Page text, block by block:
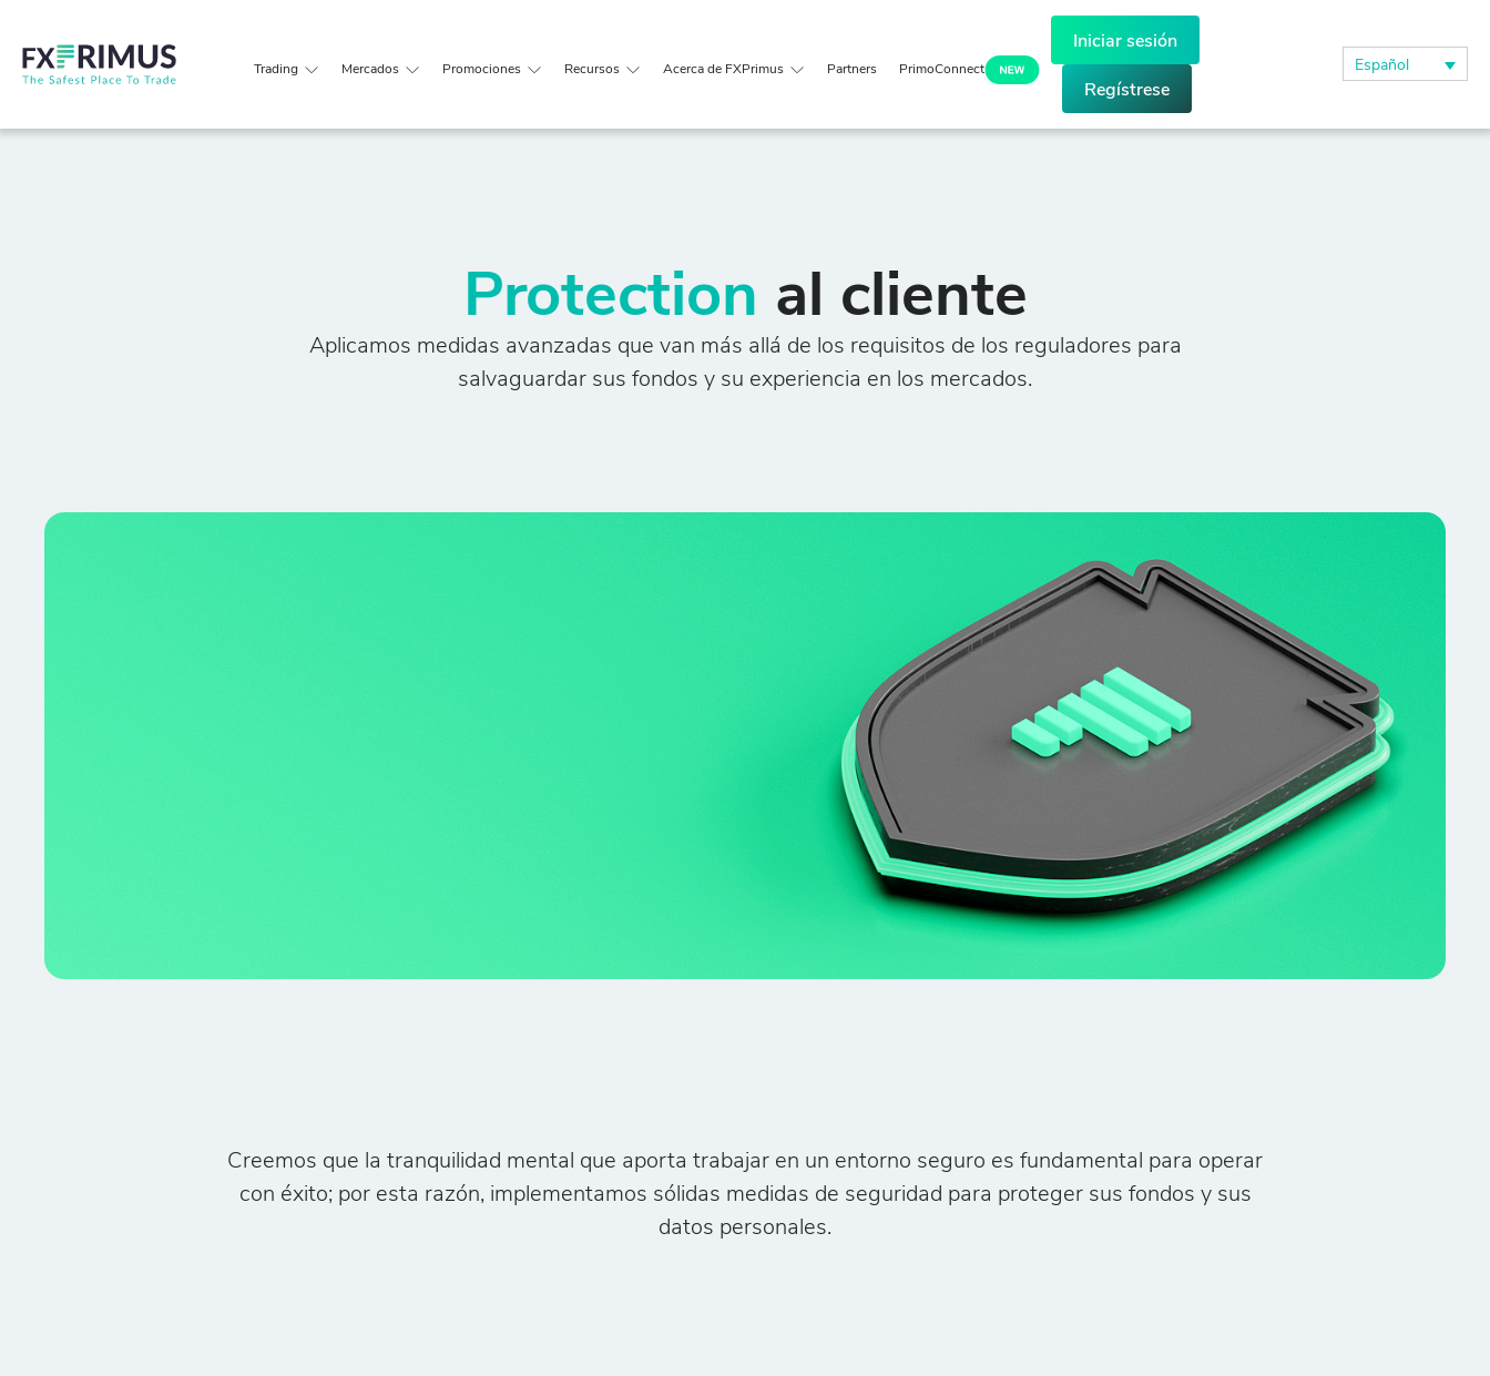
Trading Mercados Promociones Recursos Acerca de FXPrimus Partners PrimoConnect
Iniciar sesión
Regístrese
Español
Protection al cliente
Aplicamos medidas avanzadas que van más allá de los requisitos de los reguladores para
salvaguardar sus fondos y su experiencia en los mercados.
Creemos que la tranquilidad mental que aporta trabajar en un entorno seguro es fundamental para operar
con éxito; por esta razón, implementamos sólidas medidas de seguridad para proteger sus fondos y sus
datos personales.